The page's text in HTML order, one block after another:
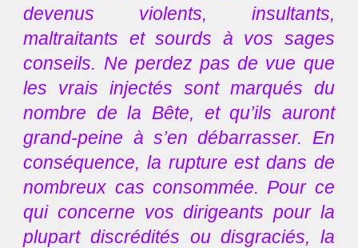
devenus violents, insultants,
maltraitants et sourds à vos sages
conseils. Ne perdez pas de vue que
les vrais injectés sont marqués du
nombre de la Bête, et qu’ils auront
grand-peine à s’en débarrasser. En
conséquence, la rupture est dans de
nombreux cas consommée. Pour ce
qui concerne vos dirigeants pour la
plupart discrédités ou disgraciés, la